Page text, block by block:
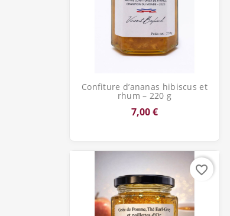
Aperçu rapide
Confiture d’ananas hibiscus et
rhum – 220 g
7,00 €
favorite_border